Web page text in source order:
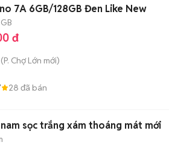
7A 6GB/128GB Đen Like New
đ
(P. Chợ Lớn mới)
28 đã bán
sọc trắng xám thoáng mát mới